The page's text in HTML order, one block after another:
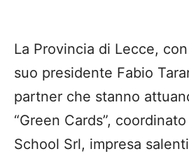
La Provincia di Lecce,
suo presidente Fabio
partner che stanno
“Green Cards”,
School Srl, impresa